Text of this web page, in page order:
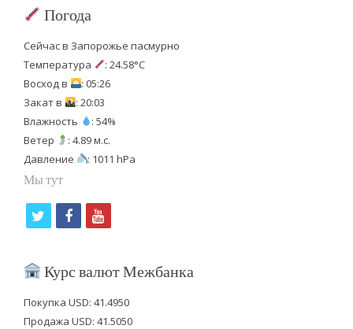
Погода
Сейчас в Запорожье пасмурно
Температура
: 24.58°C
Восход в
: 05:26
Закат в
: 20:03
Влажность
: 54%
Ветер
: 4.89 м.с.
Давление
: 1011 hPa
Мы тут
i
t
f
b
y
u
Курс валют Межбанка
Покупка USD: 41.4950
Продажа USD: 41.5050